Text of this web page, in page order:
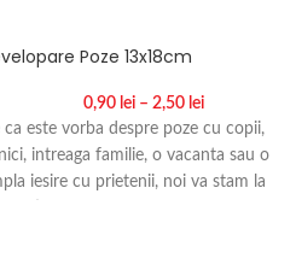
Poze 13x18cm
0,90 lei – 2,50 lei
ca este vorba despre poze cu copii,
intreaga familie, o vacanta sau o
iesire cu prietenii, noi va stam la